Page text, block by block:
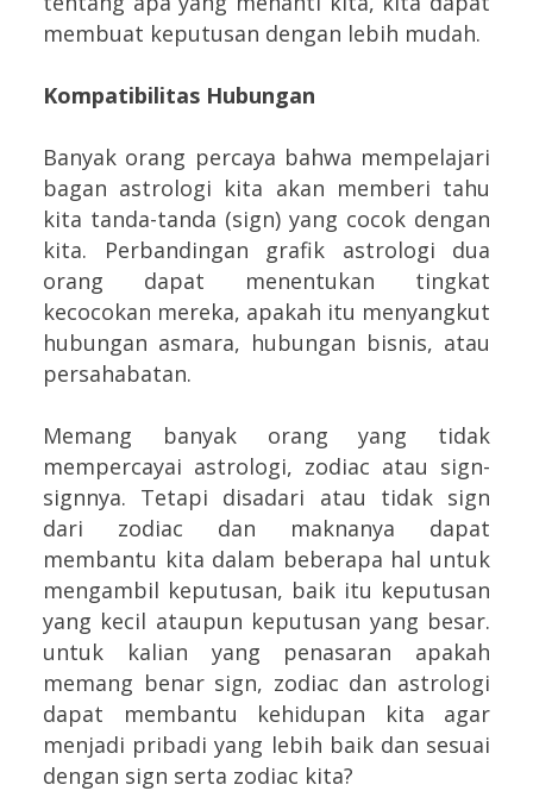
membuat keputusan dengan lebih mudah.
Kompatibilitas Hubungan
Banyak orang percaya bahwa mempelajari
bagan astrologi kita akan memberi tahu
kita tanda-tanda (sign) yang cocok dengan
kita. Perbandingan grafik astrologi dua
orang dapat menentukan tingkat
kecocokan mereka, apakah itu menyangkut
hubungan asmara, hubungan bisnis, atau
persahabatan.
Memang banyak orang yang tidak
mempercayai astrologi, zodiac atau sign-
signnya. Tetapi disadari atau tidak sign
dari zodiac dan maknanya dapat
membantu kita dalam beberapa hal untuk
mengambil keputusan, baik itu keputusan
yang kecil ataupun keputusan yang besar.
untuk kalian yang penasaran apakah
memang benar sign, zodiac dan astrologi
dapat membantu kehidupan kita agar
menjadi pribadi yang lebih baik dan sesuai
dengan sign serta zodiac kita?